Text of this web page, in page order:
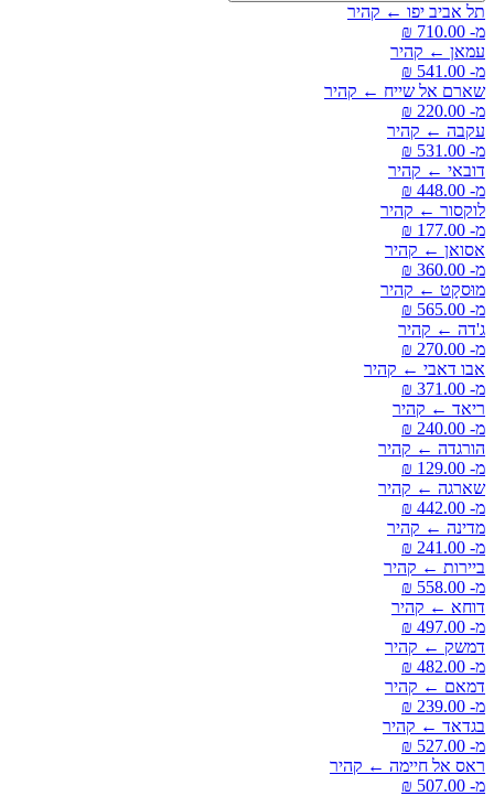
תל אביב יפו ← קהיר
מ- ‏710.00 ‏₪
עמאן ← קהיר
מ- ‏541.00 ‏₪
שארם אל שייח ← קהיר
מ- ‏220.00 ‏₪
עקבה ← קהיר
מ- ‏531.00 ‏₪
דובאי ← קהיר
מ- ‏448.00 ‏₪
לוקסור ← קהיר
מ- ‏177.00 ‏₪
אסואן ← קהיר
מ- ‏360.00 ‏₪
מוּסקָט ← קהיר
מ- ‏565.00 ‏₪
ג'דה ← קהיר
מ- ‏270.00 ‏₪
אבו דאבי ← קהיר
מ- ‏371.00 ‏₪
ריאד ← קהיר
מ- ‏240.00 ‏₪
הורגדה ← קהיר
מ- ‏129.00 ‏₪
שארגה ← קהיר
מ- ‏442.00 ‏₪
מדינה ← קהיר
מ- ‏241.00 ‏₪
ביירות ← קהיר
מ- ‏558.00 ‏₪
דוחא ← קהיר
מ- ‏497.00 ‏₪
דמשק ← קהיר
מ- ‏482.00 ‏₪
דמאם ← קהיר
מ- ‏239.00 ‏₪
בגדאד ← קהיר
מ- ‏527.00 ‏₪
ראס אל חיימה ← קהיר
מ- ‏507.00 ‏₪